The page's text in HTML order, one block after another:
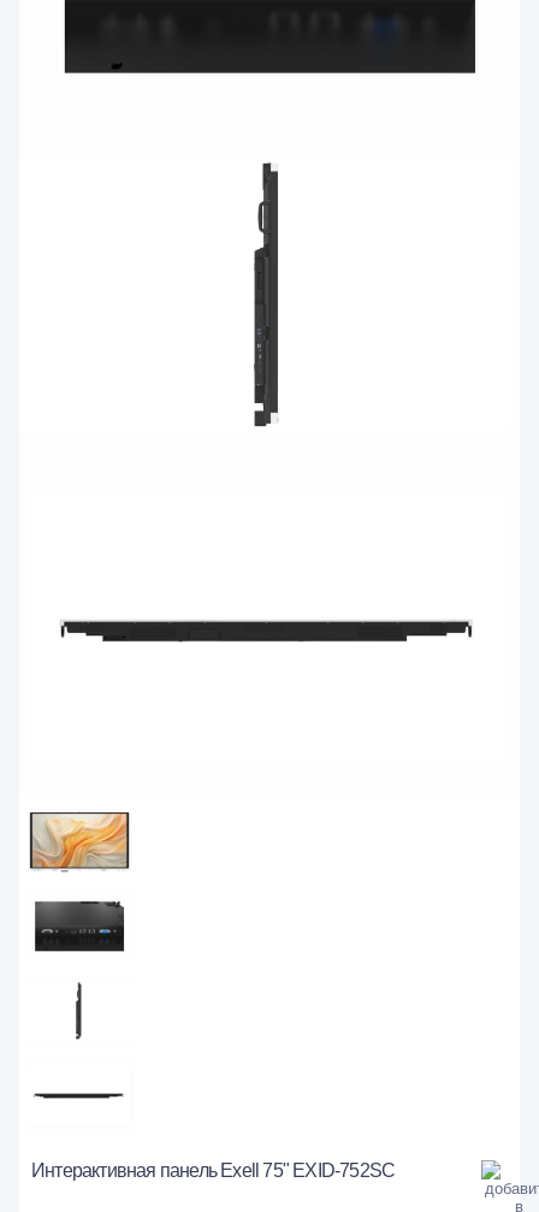
Интерактивная панель Exell 75" EXID-752SC